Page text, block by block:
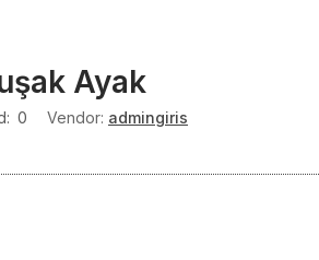
Ayak
0 Vendor: admingiris